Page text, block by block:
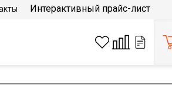
Интерактивный прайс-лист